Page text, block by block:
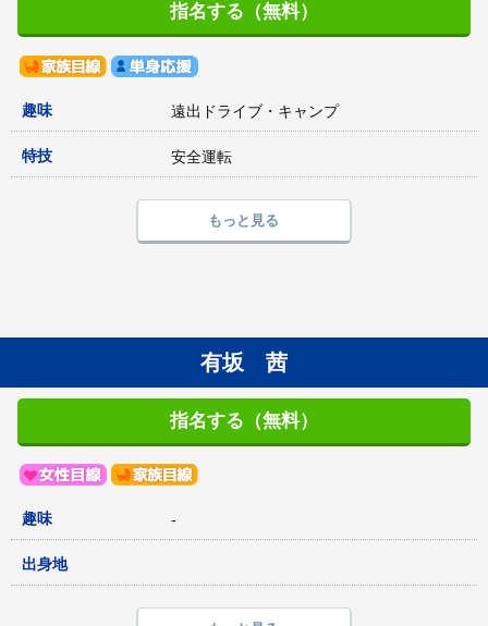
指名する（無料）
趣味 遠出ドライブ・キャンプ
特技 安全運転
もっと見る
有坂 茜
指名する（無料）
趣味 -
出身地